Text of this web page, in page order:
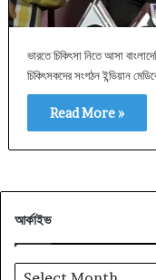
ভারতে চিকিৎসা নিতে আসা
চিকিৎসকদের সংগঠন ইন্ডিয়ান
Read More »
আর্কাইভ
আর্কাইভ